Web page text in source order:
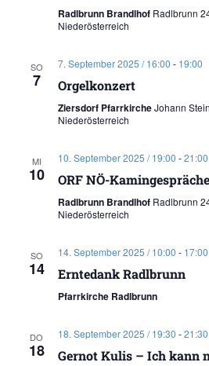
Radlbrunn Brandlhof Radlbrunn
Niederösterreich
SO
7
7. September 2025 / 16:00 - 19:00
Orgelkonzert
Ziersdorf PfarrkircheJohann
Niederösterreich
MI
10
10. September 2025 / 19:00 -21:00
ORF NÖ-Kamingespräche
Radlbrunn Brandlhof Radlbrunn
Niederösterreich
SO
14
14. September 2025 / 10:00 - 17:00
Erntedank Radlbrunn
Pfarrkirche Radlbrunn
DO
18
18. September 2025 / 19:30 -21:30
Gernot Kulis – Ich kann